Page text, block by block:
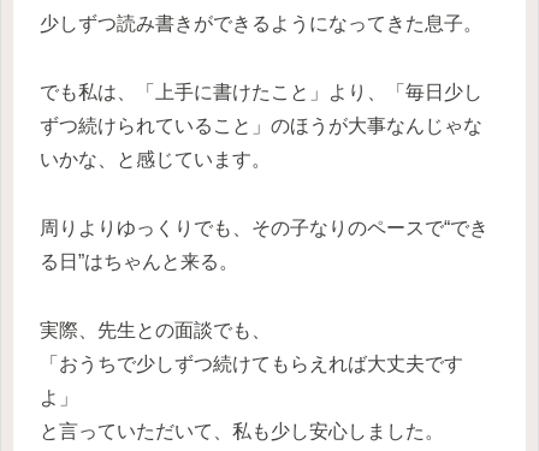
少しずつ読み書きができるようになってきた息子。
でも私は、「上手に書けたこと」より、「毎日少し
ずつ続けられていること」のほうが大事なんじゃな
いかな、と感じています。
周りよりゆっくりでも、その子なりのペースで“でき
る日”はちゃんと来る。
実際、先生との面談でも、
「おうちで少しずつ続けてもらえれば大丈夫です
よ」
と言っていただいて、私も少し安心しました。